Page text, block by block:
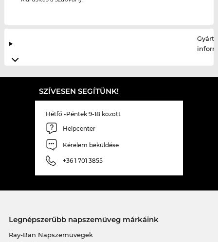
SZÍVESEN SEGÍTÜNK!
Hétfő -Péntek 9-18 között
Helpcenter
Kérelem beküldése
+36 1 701 3855
Legnépszerűbb napszemüveg márkáink
Ray-Ban Napszemüvegek